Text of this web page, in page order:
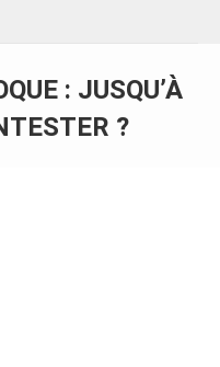
: JUSQU’À
?